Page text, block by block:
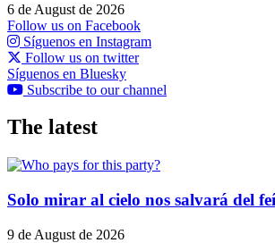
6 de August de 2026
Follow us on Facebook
Síguenos en Instagram
Follow us on twitter
Síguenos en Bluesky
Subscribe to our channel
The latest
Solo mirar al cielo nos salvará del
9 de August de 2026